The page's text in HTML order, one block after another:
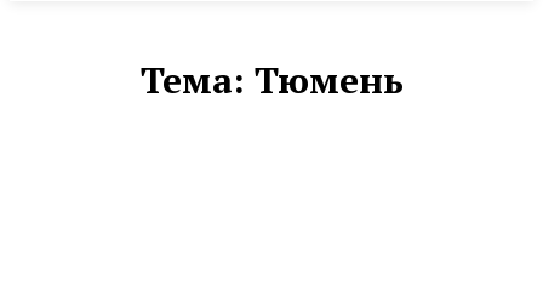
Тема: Тюмень